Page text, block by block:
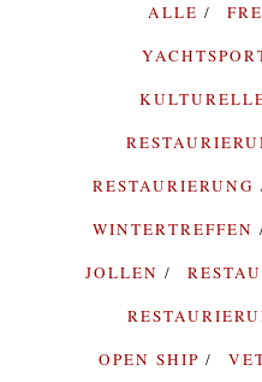
ALLE
RESTAURIERUNG
WINTERTREFFEN
JOLLEN
OPEN SHIP